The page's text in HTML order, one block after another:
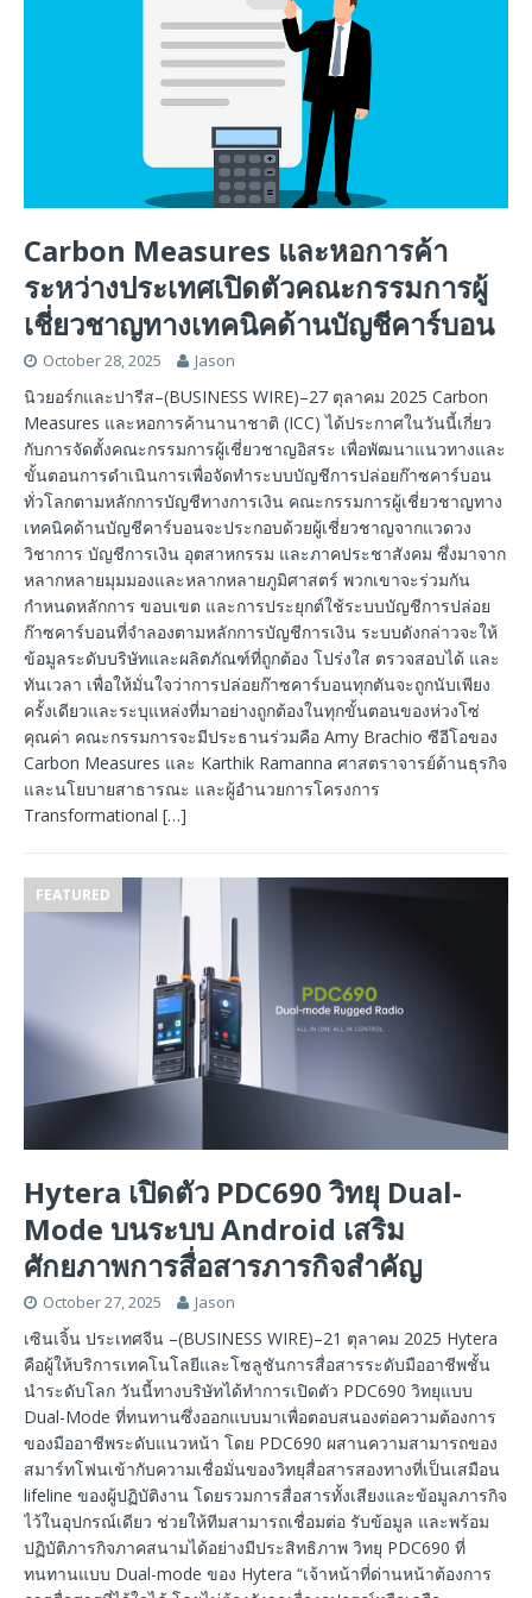
Carbon Measures และหอการค้า
ระหว่างประเทศเปิดตัวคณะกรรมการผู้
เชี่ยวชาญทางเทคนิคด้านบัญชีคาร์บอน
October 28, 2025 Jason
นิวยอร์กและปารีส–(BUSINESS WIRE)–27 ตุลาคม 2025 Carbon
Measures และหอการค้านานาชาติ (ICC) ได้ประกาศในวันนี้เกี่ยว
กับการจัดตั้งคณะกรรมการผู้เชี่ยวชาญอิสระ เพื่อพัฒนาแนวทางและ
ขั้นตอนการดำเนินการเพื่อจัดทำระบบบัญชีการปล่อยก๊าซคาร์บอน
ทั่วโลกตามหลักการบัญชีทางการเงิน คณะกรรมการผู้เชี่ยวชาญทาง
เทคนิคด้านบัญชีคาร์บอนจะประกอบด้วยผู้เชี่ยวชาญจากแวดวง
วิชาการ บัญชีการเงิน อุตสาหกรรม และภาคประชาสังคม ซึ่งมาจาก
หลากหลายมุมมองและหลากหลายภูมิศาสตร์ พวกเขาจะร่วมกัน
กำหนดหลักการ ขอบเขต และการประยุกต์ใช้ระบบบัญชีการปล่อย
ก๊าซคาร์บอนที่จำลองตามหลักการบัญชีการเงิน ระบบดังกล่าวจะให้
ข้อมูลระดับบริษัทและผลิตภัณฑ์ที่ถูกต้อง โปร่งใส ตรวจสอบได้ และ
ทันเวลา เพื่อให้มั่นใจว่าการปล่อยก๊าซคาร์บอนทุกตันจะถูกนับเพียง
ครั้งเดียวและระบุแหล่งที่มาอย่างถูกต้องในทุกขั้นตอนของห่วงโซ่
คุณค่า คณะกรรมการจะมีประธานร่วมคือ Amy Brachio ซีอีโอของ
Carbon Measures และ Karthik Ramanna ศาสตราจารย์ด้านธุรกิจ
และนโยบายสาธารณะ และผู้อำนวยการโครงการ
Transformational […]
FEATURED
Hytera เปิดตัว PDC690 วิทยุ Dual-
Mode บนระบบ Android เสริม
ศักยภาพการสื่อสารภารกิจสำคัญ
October 27, 2025 Jason
เซินเจิ้น ประเทศจีน –(BUSINESS WIRE)–21 ตุลาคม 2025 Hytera
คือผู้ให้บริการเทคโนโลยีและโซลูชันการสื่อสารระดับมืออาชีพชั้น
นำระดับโลก วันนี้ทางบริษัทได้ทำการเปิดตัว PDC690 วิทยุแบบ
Dual-Mode ที่ทนทานซึ่งออกแบบมาเพื่อตอบสนองต่อความต้องการ
ของมืออาชีพระดับแนวหน้า โดย PDC690 ผสานความสามารถของ
สมาร์ทโฟนเข้ากับความเชื่อมั่นของวิทยุสื่อสารสองทางที่เป็นเสมือน
lifeline ของผู้ปฏิบัติงาน โดยรวมการสื่อสารทั้งเสียงและข้อมูลภารกิจ
ไว้ในอุปกรณ์เดียว ช่วยให้ทีมสามารถเชื่อมต่อ รับข้อมูล และพร้อม
ปฏิบัติภารกิจภาคสนามได้อย่างมีประสิทธิภาพ วิทยุ PDC690 ที่
ทนทานแบบ Dual-mode ของ Hytera “เจ้าหน้าที่ด่านหน้าต้องการ